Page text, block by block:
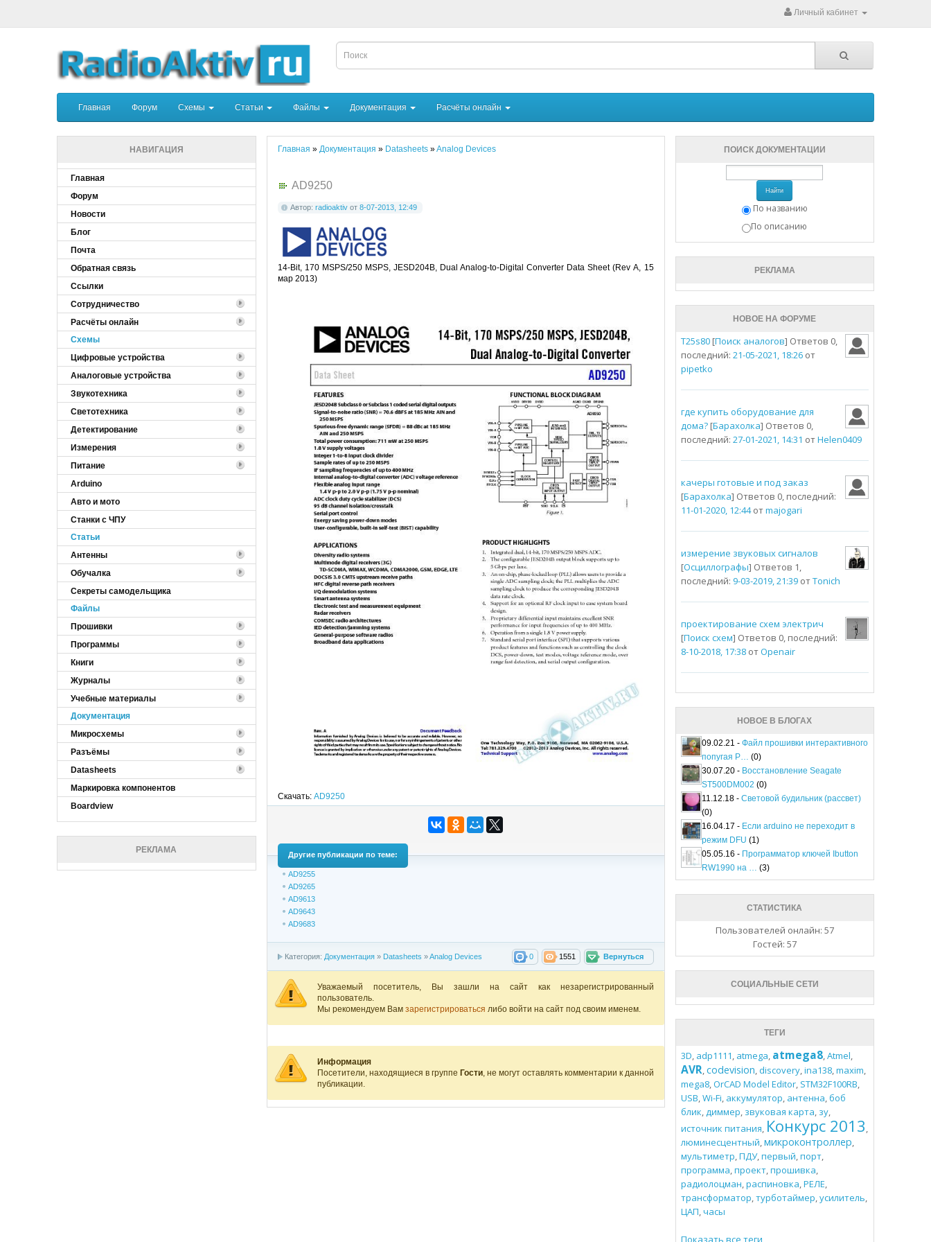
Личный кабинет
Главная Форум Схемы Статьи Файлы Документация Расчёты онлайн
НАВИГАЦИЯ
Главная
Форум
Новости
Блог
Почта
Обратная связь
Ссылки
Сотрудничество
Расчёты онлайн
Cхемы
Цифровые устройства
Аналоговые устройства
Звукотехника
Светотехника
Детектирование
Измерения
Питание
Arduino
Авто и мото
Станки с ЧПУ
Статьи
Антенны
Обучалка
Секреты самодельщика
Файлы
Прошивки
Программы
Книги
Журналы
Учебные материалы
Документация
Микросхемы
Разъёмы
Datasheets
Маркировка компонентов
Boardview
РЕКЛАМА
Главная » Документация » Datasheets»Analog Devices
AD9250
Автор: radioaktivот 8-07-2013, 12:49
14-Bit, 170 MSPS/250 MSPS, JESD204B, Dual Analog-to-Digital Converter Data Sheet (Rev A, 15
мар 2013)
Скачать: AD9250
Другие публикации по теме:
AD9255
AD9265
AD9613
AD9643
AD9683
Вернуться
1551
0
Категория: Документация» Datasheets »Analog Devices
Уважаемый посетитель, Вы зашли на сайт как незарегистрированный
пользователь.
Мы рекомендуем Вам зарегистрироваться либо войти на сайт под своим именем.
Информация
Посетители, находящиеся в группе Гости, не могут оставлять комментарии к данной
публикации.
ПОИСК ДОКУМЕНТАЦИИ
Найти
По названию
По описанию
РЕКЛАМА
НОВОЕ НА ФОРУМЕ
T25s80[Поиск аналогов] Ответов 0,
последний: 21-05-2021, 18:26от
pipetko
где купить оборудование для
дома?[Барахолка] Ответов 0,
последний: 27-01-2021, 14:31 отHelen0409
качеры готовые и под заказ
[Барахолка] Ответов 0, последний:
11-01-2020, 12:44отmajogari
измерение звуковых сигналов
[Осциллографы] Ответов 1,
последний: 9-03-2019, 21:39отTonich
проектирование схем электрич
[Поиск схем] Ответов 0, последний:
8-10-2018, 17:38отOpenair
НОВОЕ В БЛОГАХ
09.02.21 - Файл прошивки интерактивного
попугая P… (0)
30.07.20 - Восстановление Seagate
ST500DM002 (0)
11.12.18 - Световой будильник (рассвет)
(0)
16.04.17 - Если arduino не переходит в
режим DFU (1)
05.05.16 - Программатор ключей Ibutton
RW1990 на … (3)
СТАТИСТИКА
Пользователей онлайн: 57
Гостей: 57
СОЦИАЛЬНЫЕ СЕТИ
ТЕГИ
3D, adp1111, atmega, atmega8,Atmel,
AVR,codevision,discovery,ina138,maxim,
mega8,OrCAD Model Editor, STM32F100RB,
USB,Wi-Fi, аккумулятор, антенна,боб
блик,диммер, звуковая карта, зу,
источник питания, Конкурс 2013,
люминесцентный,микроконтроллер,
мультиметр,ПДУ,первый,порт,
программа,проект,прошивка,
радиолоцман,распиновка,РЕЛЕ,
трансформатор,турботаймер,усилитель,
ЦАП,часы